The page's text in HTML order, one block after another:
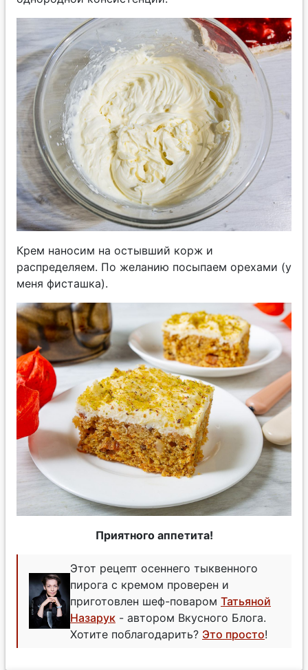
Крем наносим на остывший корж и
распределяем. По желанию посыпаем орехами (у
меня фисташка).
Приятного аппетита!
Этот рецепт осеннего тыквенного
пирога с кремом проверен и
приготовлен шеф-поваром Татьяной
Назарук - автором Вкусного Блога.
Хотите поблагодарить? Это просто!